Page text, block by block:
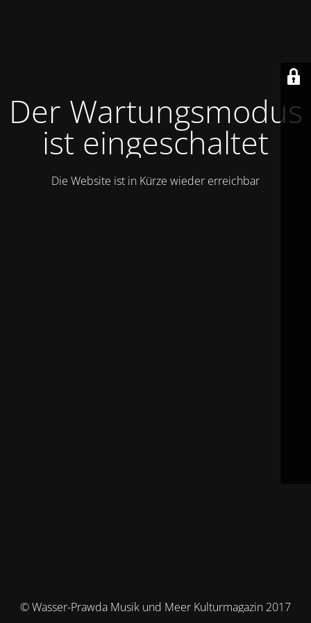
Der Wartungsmodus
ist eingeschaltet
Die Website ist in Kürze wieder erreichbar
© Wasser-Prawda Musik und Meer Kulturmagazin 2017